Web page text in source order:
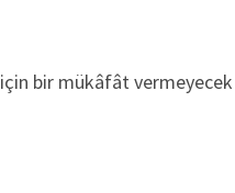
bir mükâfât vermeyecek